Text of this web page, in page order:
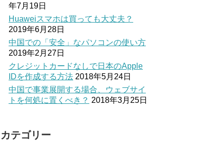
年7月19日
Huaweiスマホは買っても大丈夫？
2019年6月28日
中国での「安全」なパソコンの使い方
2019年2月27日
クレジットカードなしで日本のApple
IDを作成する方法 2018年5月24日
中国で事業展開する場合、ウェブサイ
トを何処に置くべき？ 2018年3月25日
カテゴリー